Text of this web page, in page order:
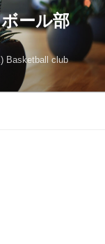
ール部
Basketball club